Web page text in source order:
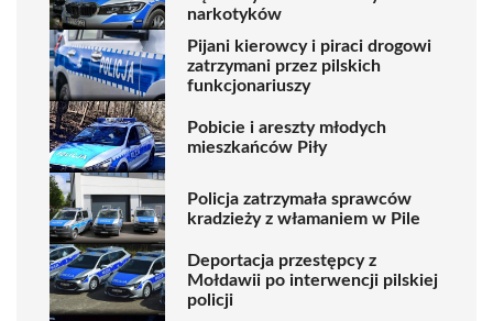
narkotyków
Pijani kierowcy i piraci drogowi
zatrzymani przez pilskich
funkcjonariuszy
Pobicie i areszty młodych
mieszkańców Piły
Policja zatrzymała sprawców
kradzieży z włamaniem w Pile
Deportacja przestępcy z
Mołdawii po interwencji pilskiej
policji